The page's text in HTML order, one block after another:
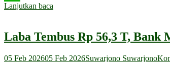
WhatsApp
Lanjutkan baca
Laba Tembus Rp 56,3 T, Bank
05 Feb 202605 Feb 2026Suwarjono Suwarjono